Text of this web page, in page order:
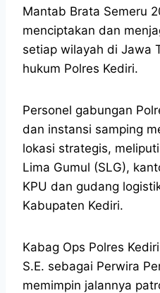
Mantab Brata Semeru
menciptakan dan
setiap wilayah di Jawa
hukum Polres Kediri.
Personel gabungan
dan instansi samping
lokasi strategis,
Lima Gumul (SLG),
KPU dan gudang
Kabupaten Kediri.
Kabag Ops Polres
S.E. sebagai Perwira
memimpin jalannya